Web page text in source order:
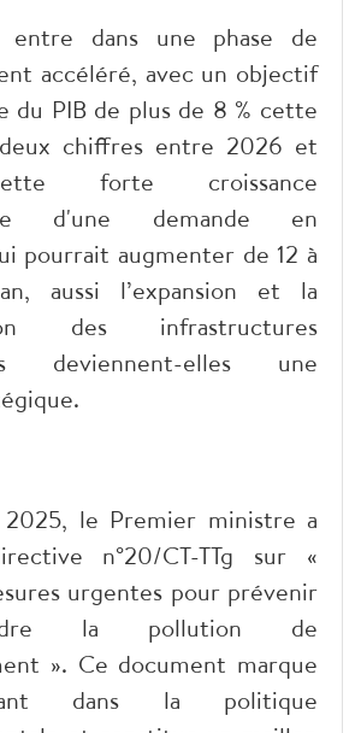
entre dans une phase de
accéléré, avec un objectif
du PIB de plus de 8 % cette
chiffres entre 2026 et
forte croissance
d'une demande en
pourrait augmenter de 12 à
aussi l’expansion et la
des infrastructures
deviennent-elles une
le Premier ministre a
n°20/CT-TTg sur «
urgentes pour prévenir
la pollution de
». Ce document marque
dans la politique